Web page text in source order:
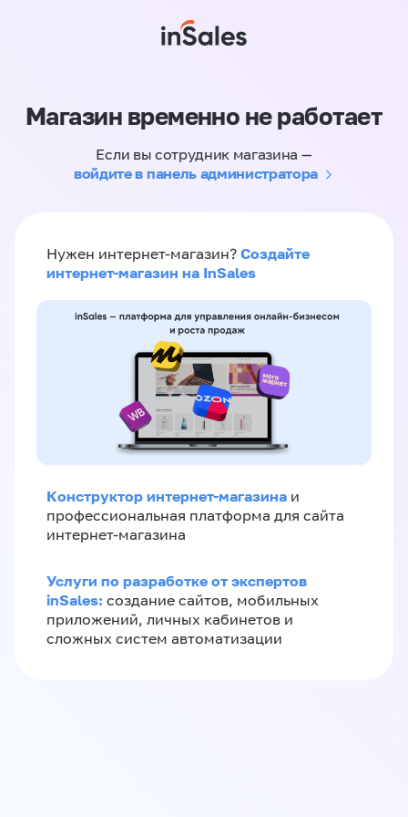
Магазин временно не работает
Если вы сотрудник магазина —
войдите в панель администратора
Нужен интернет-магазин? Создайте
интернет-магазин на InSales
Конструктор интернет-магазина и
профессиональная платформа для сайта
интернет-магазина
Услуги по разработке от экспертов
inSales: создание сайтов, мобильных
приложений, личных кабинетов и
сложных систем автоматизации